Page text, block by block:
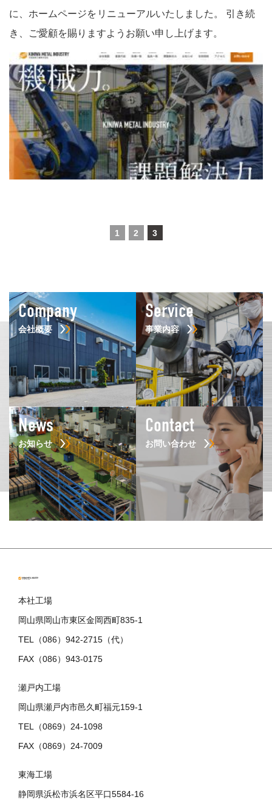
に、ホームページをリニューアルいたしました。 引き続
き、ご愛顧を賜りますようお願い申し上げます。
1 2 3
Company
会社概要
Service
事業内容
News
お知らせ
Contact
お問い合わせ
本社工場
岡山県岡山市東区金岡西町835-1
TEL（086）942-2715（代）
FAX（086）943-0175
瀬戸内工場
岡山県瀬戸内市邑久町福元159-1
TEL（0869）24-1098
FAX（0869）24-7009
東海工場
静岡県浜松市浜名区平口5584-16